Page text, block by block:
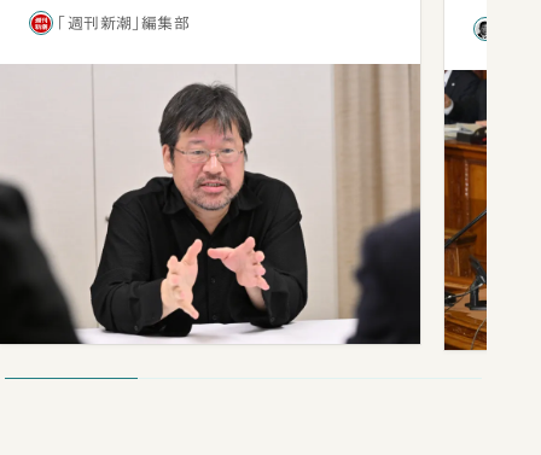
「週刊新潮」編集部
が明
談まで